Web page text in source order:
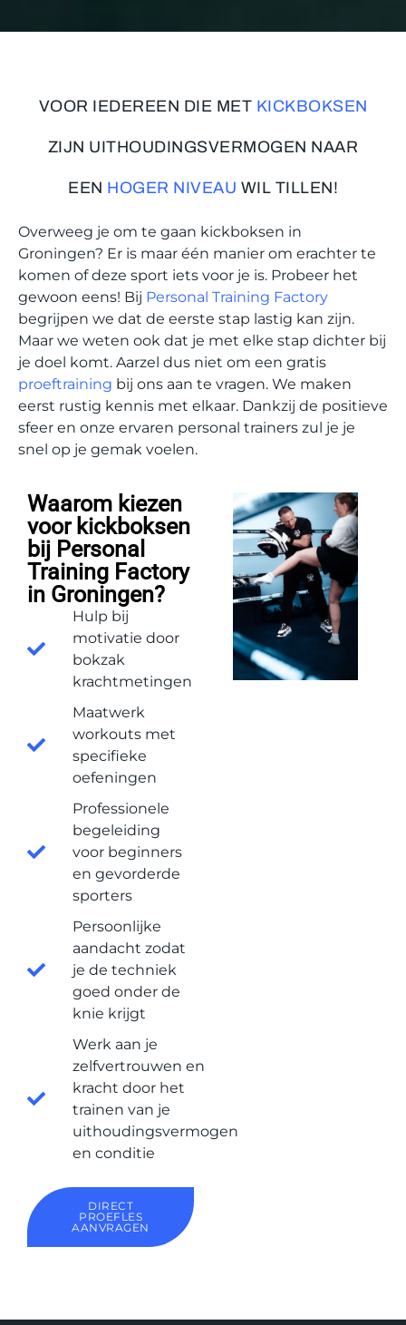
VOOR IEDEREEN DIE MET KICKBOKSEN
ZIJN UITHOUDINGSVERMOGEN NAAR
EEN HOGER NIVEAU WIL TILLEN!
Overweeg je om te gaan kickboksen in
Groningen? Er is maar één manier om erachter te
komen of deze sport iets voor je is. Probeer het
gewoon eens! Bij Personal Training Factory
begrijpen we dat de eerste stap lastig kan zijn.
Maar we weten ook dat je met elke stap dichter bij
je doel komt. Aarzel dus niet om een gratis
proeftraining bij ons aan te vragen. We maken
eerst rustig kennis met elkaar. Dankzij de positieve
sfeer en onze ervaren personal trainers zul je je
snel op je gemak voelen.
Waarom kiezen
voor kickboksen
bij Personal
Training Factory
in Groningen?
Hulp bij
motivatie door
bokzak
krachtmetingen
Maatwerk
workouts met
specifieke
oefeningen
Professionele
begeleiding
voor beginners
en gevorderde
sporters
Persoonlijke
aandacht zodat
je de techniek
goed onder de
knie krijgt
Werk aan je
zelfvertrouwen en
kracht door het
trainen van je
uithoudingsvermogen
en conditie
DIRECT
PROEFLES
AANVRAGEN